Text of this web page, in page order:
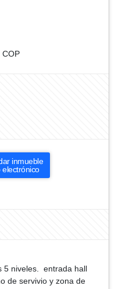
COP
inmueble
electrónico
5 niveles. entrada hall
de servivio y zona de